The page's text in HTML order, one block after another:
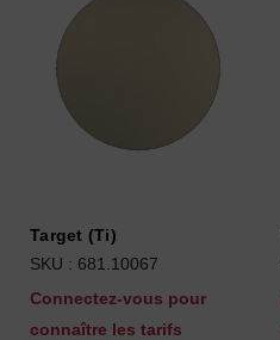
Target (Ti)
SKU : 681.10067
Connectez-vous pour
connaître les tarifs